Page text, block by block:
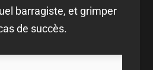
barragiste, et grimper
de succès.